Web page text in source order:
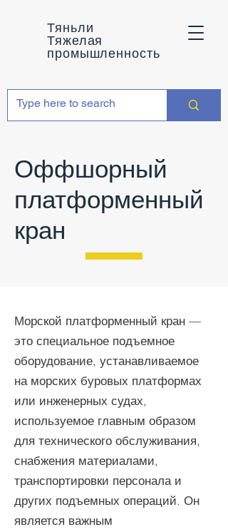
Тяньли
Тяжелая
промышленность
Оффшорный
платформенный
кран
Морской платформенный кран —
это специальное подъемное
оборудование, устанавливаемое
на морских буровых платформах
или инженерных судах,
используемое главным образом
для технического обслуживания,
снабжения материалами,
транспортировки персонала и
других подъемных операций. Он
является важным